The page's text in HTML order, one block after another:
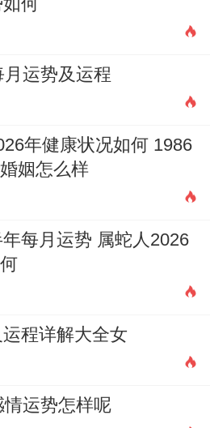
何
运势及运程
年健康状况如何 1986
姻怎么样
每月运势 属蛇人2026
程详解大全女
运势怎样呢